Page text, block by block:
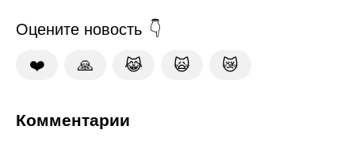
Оцените новость
❤️ 🙏 😹 🙀 😿
Комментарии